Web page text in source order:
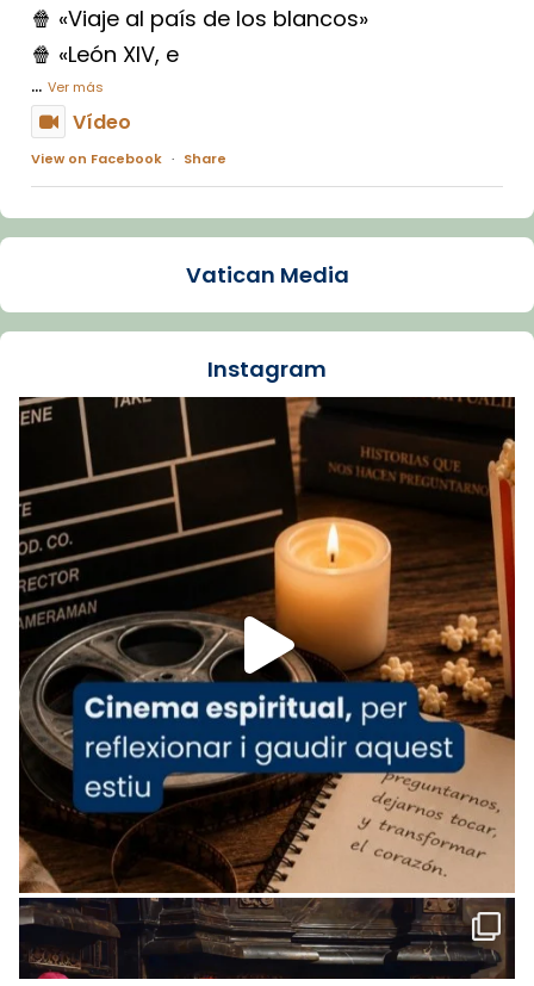
🍿 «Viaje al país de los blancos»
🍿 «León XIV, e
... Ver más
Vídeo
View on Facebook · Share
Arquebisbat de Barcelona
La Carmina va patir depressió. Fa gairebé
dos mesos, a l'Estadi Lluís Companys, la
Recupera l'entrevista comp
Vatican
tican News 👇
www.vaticannews.va/es/iglesia/news/2026-
07/carmina-historia-depresion-papa-viaje-
espana-testimoni...
Foto
View on Facebook · Share
Arquebisbat de Barcelona
2 weeks ago
«Avui les santes Juliana i Semproniana ens
ajuden a alçar la mirada»
Mons. Sergi Gordo, bisbe de Tortosa, ha
presidit aquest 27 de juliol la missa de Les
Santes de Mataró.
🔗tinyurl.com/cvu5jmbk
📸 J. Merino
Vatican Media
Instagram